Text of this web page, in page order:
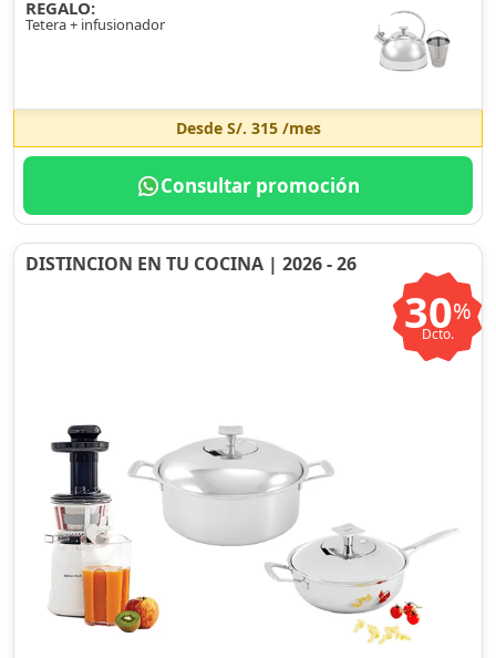
REGALO:
Tetera + infusionador
Desde S/. 315/mes
Consultar promoción
DISTINCION EN TU COCINA | 2026 - 26
30%
Dcto.